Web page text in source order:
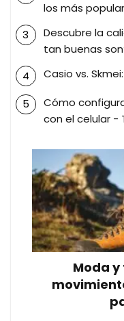
los más
Descubre la
tan buenas
Casio vs.
Cómo
con el celular -
Moda